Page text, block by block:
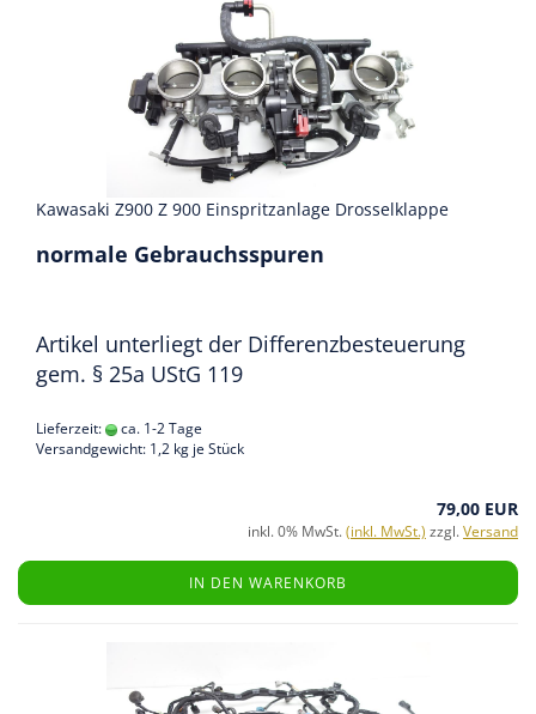
Kawasaki Z900 Z 900 Einspritzanlage Drosselklappe
normale Gebrauchsspuren
Artikel unterliegt der Differenzbesteuerung
gem. § 25a UStG 119
Lieferzeit:
ca. 1-2 Tage
Versandgewicht: 1,2 kg je Stück
79,00 EUR
inkl. 0% MwSt.(inkl. MwSt.) zzgl.Versand
IN DEN WARENKORB